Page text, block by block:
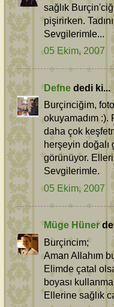
sağlık
pişirirken.
Sevgilerimle...
05 Ekim, 2007
Defne dedi ki...
Burçinciğim,
okuyamadım
daha çok
herşeyin
görünüyor.
Sevgilerimle.
05 Ekim, 2007
Müge Hüner
Burçincim;
Aman Allahım
Elimde çatal
boyası
Ellerine sağlık